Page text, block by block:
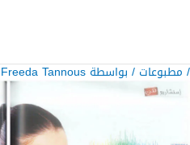
/مطبوعات/ بواسطةFreeda Tannous